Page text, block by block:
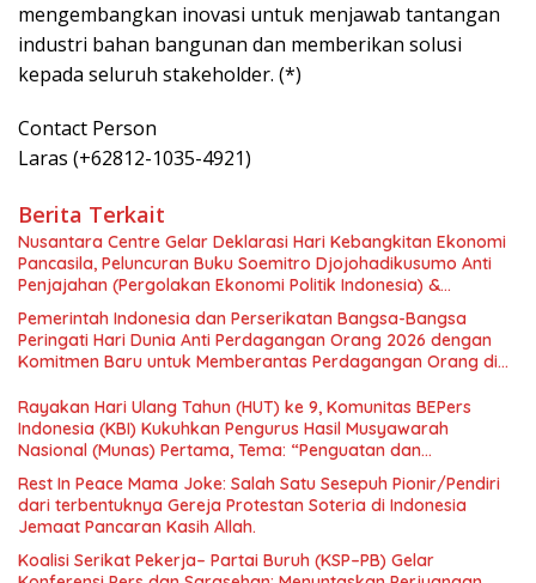
mengembangkan inovasi untuk menjawab tantangan
industri bahan bangunan dan memberikan solusi
kepada seluruh stakeholder. (*)
Contact Person
Laras (+62812-1035-4921)
Berita Terkait
Nusantara Centre Gelar Deklarasi Hari Kebangkitan Ekonomi
Pancasila, Peluncuran Buku Soemitro Djojohadikusumo Anti
Penjajahan (Pergolakan Ekonomi Politik Indonesia) &
Simposium Nasional “Urgensi Undang-Undang Perekonomian
Nasional dan Kesejahteraan Sosial dalam Menata Bangsa
Menuju Indonesia Emas 2045”,
Pemerintah Indonesia dan Perserikatan Bangsa-Bangsa
Peringati Hari Dunia Anti Perdagangan Orang 2026 dengan
Komitmen Baru untuk Memberantas Perdagangan Orang di
Rayakan Hari Ulang Tahun (HUT) ke 9, Komunitas BEPers
Indonesia (KBI) Kukuhkan Pengurus Hasil Musyawarah
Nasional (Munas) Pertama, Tema: “Penguatan dan
Pengembangan Organisasi KBI yang Berbasis Riset di seluruh
Indonesia dan Mancanegara”.
Rest In Peace Mama Joke: Salah Satu Sesepuh Pionir/Pendiri
dari terbentuknya Gereja Protestan Soteria di Indonesia
Jemaat Pancaran Kasih Allah.
Koalisi Serikat Pekerja– Partai Buruh (KSP–PB) Gelar